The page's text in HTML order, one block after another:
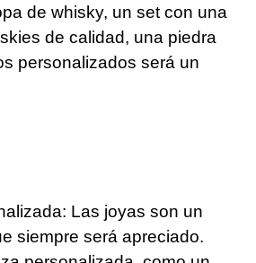
de whisky, un set con una
de calidad, una piedra
personalizados será un
Las joyas son un
siempre será apreciado.